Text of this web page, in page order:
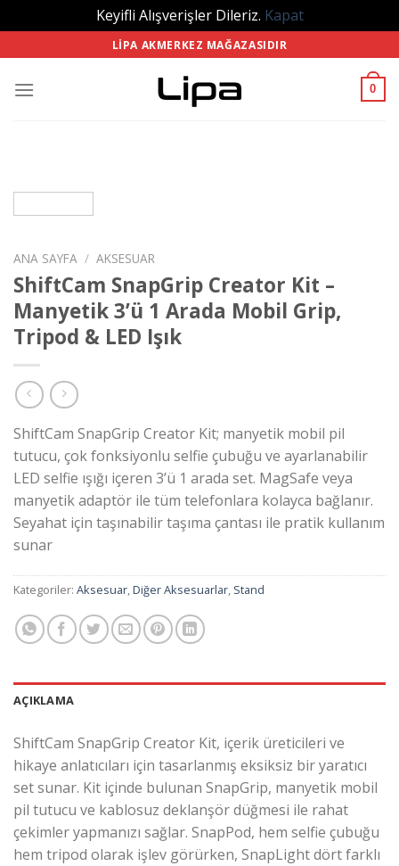
Keyifli Alışverişler Dileriz. Kapat
to
content
LIPA AKMERKEZ MAĞAZASIDIR
0
ANA SAYFA / AKSESUAR
ShiftCam SnapGrip Creator Kit –
Manyetik 3’ü 1 Arada Mobil Grip,
Tripod & LED Işık
ShiftCam SnapGrip Creator Kit; manyetik mobil pil
tutucu, çok fonksiyonlu selfie çubuğu ve ayarlanabilir
LED selfie ışığı içeren 3’ü 1 arada set. MagSafe veya
manyetik adaptör ile tüm telefonlara kolayca bağlanır.
Seyahat için taşınabilir taşıma çantası ile pratik kullanım
sunar
Kategoriler: Aksesuar,Diğer Aksesuarlar, Stand
AÇIKLAMA
ShiftCam SnapGrip Creator Kit, içerik üreticileri ve
hikaye anlatıcıları için tasarlanmış eksiksiz bir yaratıcı
set sunar. Kit içinde bulunan SnapGrip, manyetik mobil
pil tutucu ve kablosuz deklanşör düğmesi ile rahat
çekimler yapmanızı sağlar. SnapPod, hem selfie çubuğu
hem tripod olarak işlev görürken, SnapLight dört farklı